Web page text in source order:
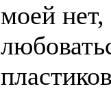
моей нет,